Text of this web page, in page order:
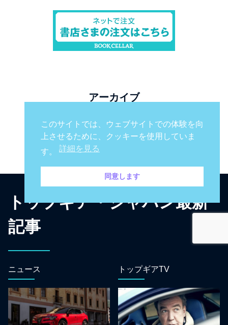
アーカイブ
トップギア・ジャパン最新
記事
ニュース トップギアTV
このサイトでは、ウェブサイトでの体験を向
上させるために、クッキーを使用していま
す。 詳細を見る
同意します